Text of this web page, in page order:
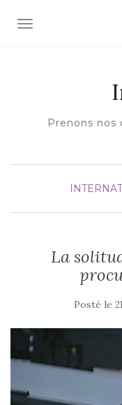
AFFICHER/
Prenons nos
La
Posté le